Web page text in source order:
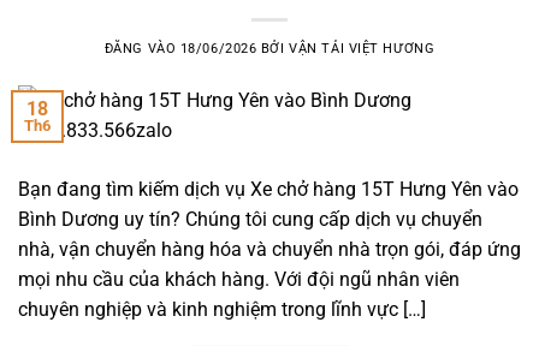
ĐĂNG VÀO 18/06/2026 BỞIVẬN TẢI VIỆT HƯƠNG
18
Th6
Bạn đang tìm kiếm dịch vụ Xe chở hàng 15T Hưng Yên vào
Bình Dương uy tín? Chúng tôi cung cấp dịch vụ chuyển
nhà, vận chuyển hàng hóa và chuyển nhà trọn gói, đáp ứng
mọi nhu cầu của khách hàng. Với đội ngũ nhân viên
chuyên nghiệp và kinh nghiệm trong lĩnh vực […]